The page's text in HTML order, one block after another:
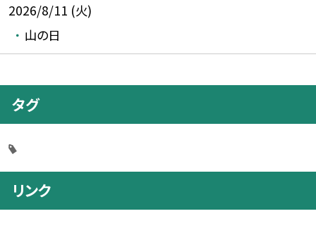
2026/8/11 (火)
山の日
タグ
リンク